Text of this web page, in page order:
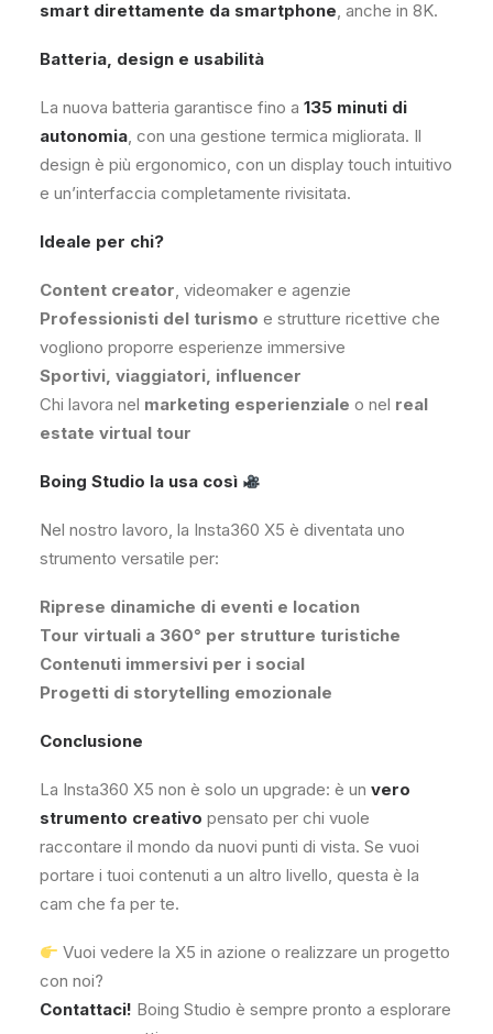
smart direttamente da smartphone, anche in 8K.
Batteria, design e usabilità
La nuova batteria garantisce fino a 135 minuti di
autonomia, con una gestione termica migliorata. Il
design è più ergonomico, con un display touch intuitivo
e un’interfaccia completamente rivisitata.
Ideale per chi?
Content creator, videomaker e agenzie
Professionisti del turismo e strutture ricettive che
vogliono proporre esperienze immersive
Sportivi, viaggiatori, influencer
Chi lavora nel marketing esperienziale o nel real
estate virtual tour
Boing Studio la usa così
Nel nostro lavoro, la Insta360 X5 è diventata uno
strumento versatile per:
Riprese dinamiche di eventi e location
Tour virtuali a 360° per strutture turistiche
Contenuti immersivi per i social
Progetti di storytelling emozionale
Conclusione
La Insta360 X5 non è solo un upgrade: è un vero
strumento creativo pensato per chi vuole
raccontare il mondo da nuovi punti di vista. Se vuoi
portare i tuoi contenuti a un altro livello, questa è la
cam che fa per te.
Vuoi vedere la X5 in azione o realizzare un progetto
con noi?
Contattaci! Boing Studio è sempre pronto a esplorare